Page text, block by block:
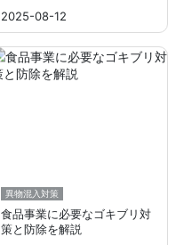
2025-08-12
異物混入対策
食品事業に必要なゴキブリ対
策と防除を解説